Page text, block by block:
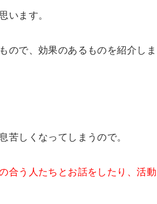
います。
ので、効果のあるものを紹介しま
苦しくなってしまうので。
合う人たちとお話をしたり、活動